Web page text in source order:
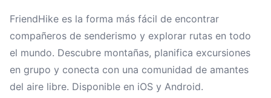
FriendHike es la forma más fácil de encontrar
compañeros de senderismo y explorar rutas en todo
el mundo. Descubre montañas, planifica excursiones
en grupo y conecta con una comunidad de amantes
del aire libre. Disponible en iOS y Android.